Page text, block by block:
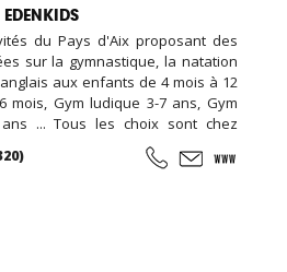
EDENKIDS
du Pays d'Aix proposant des
sur la gymnastique, la natation
aux enfants de 4 mois à 12
mois, Gym ludique 3-7 ans, Gym
... Tous les choix sont chez